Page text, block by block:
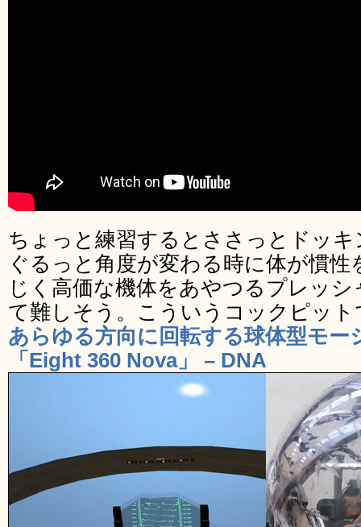
ちょっと練習するとささっとドッ
ぐるっと角度が変わる時に体が慣
じく高価な機体をあやつるプレッ
て難しそう。こういうコックピッ
あらゆる方向に回転する球体型モー
「Eight 360 Nova」 – DNA